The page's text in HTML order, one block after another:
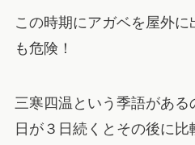
この時期にアガベを屋外
も危険！
三寒四温という季語があ
日が３日続くとその後に